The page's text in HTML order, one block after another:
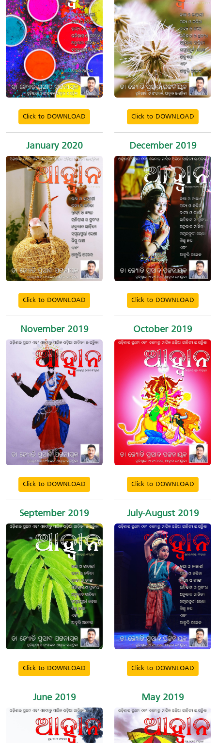
Click to DOWNLOAD Click to DOWNLOAD
January 2020
Click to DOWNLOAD
December 2019
Click to DOWNLOAD
November 2019
Click to DOWNLOAD
October 2019
Click to DOWNLOAD
September 2019
Click to DOWNLOAD
July-August 2019
Click to DOWNLOAD
June 2019 May 2019